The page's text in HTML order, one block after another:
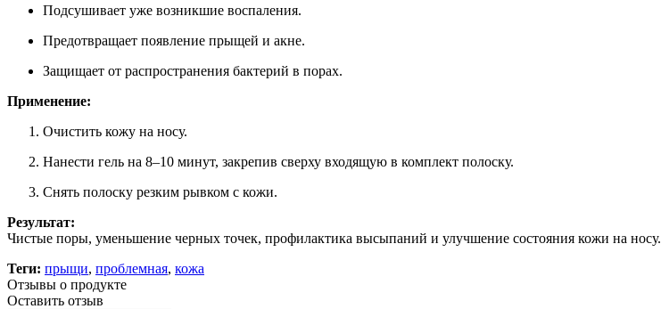
Подсушивает уже возникшие воспаления.
Предотвращает появление прыщей и акне.
Защищает от распространения бактерий в порах.
Применение:
Очистить кожу на носу.
Нанести гель на 8–10 минут, закрепив сверху входящую в комплект полоску.
Снять полоску резким рывком с кожи.
Результат:
Чистые поры, уменьшение черных точек, профилактика высыпаний и улучшение состояния кожи на носу.
Теги: прыщи, проблемная, кожа
Отзывы о продукте
Оставить отзыв